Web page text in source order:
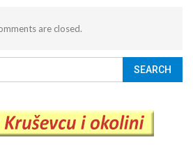
are closed.